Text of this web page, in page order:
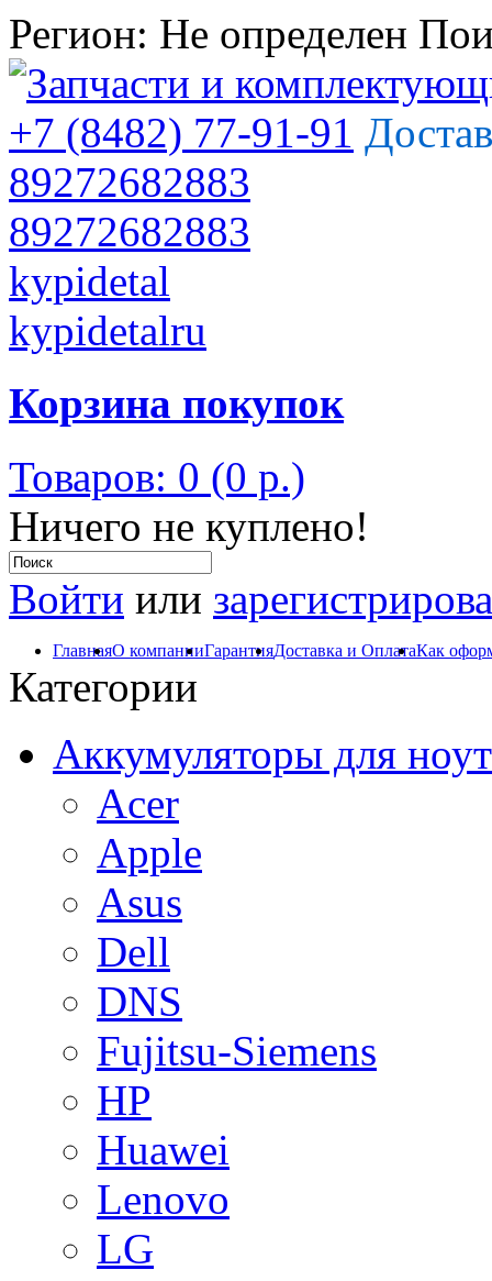
Регион: Не определен
+7 (8482) 77-91-91
89272682883
89272682883
kypidetal
kypidetalru
Корзина покупок
Товаров: 0 (0 р.)
Ничего не куплено!
Войти или
ГлавнаяО компанииГарантияДоставка и ОплатаКак
Категории
Аккумуляторы для
Acer
Apple
Asus
Dell
DNS
Fujitsu-Siemens
HP
Huawei
Lenovo
LG